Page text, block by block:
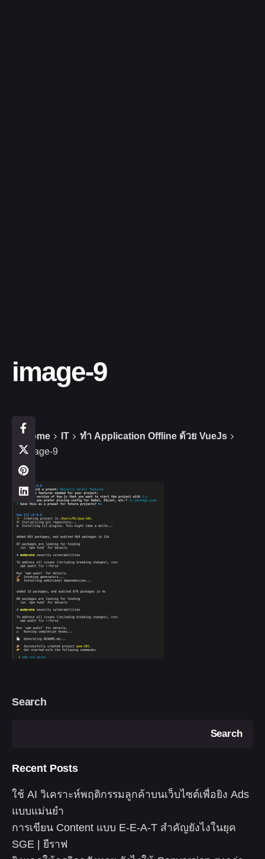
image-9
Home IT
ทำ Application Offline ด้วย VueJs
image-9
Search
Search
Recent Posts
ใช้ AI วิเคราะห์พฤติกรรมลูกค้าบนเว็บไซต์เพื่อยิง Ads
แบบแม่นยำ
การเขียน Content แบบ E-E-A-T สำคัญยังไงในยุค
SGE | ยีราฟ